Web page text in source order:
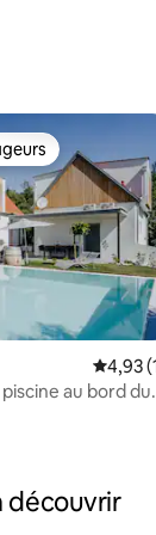
4,93
au bord du
découvrir